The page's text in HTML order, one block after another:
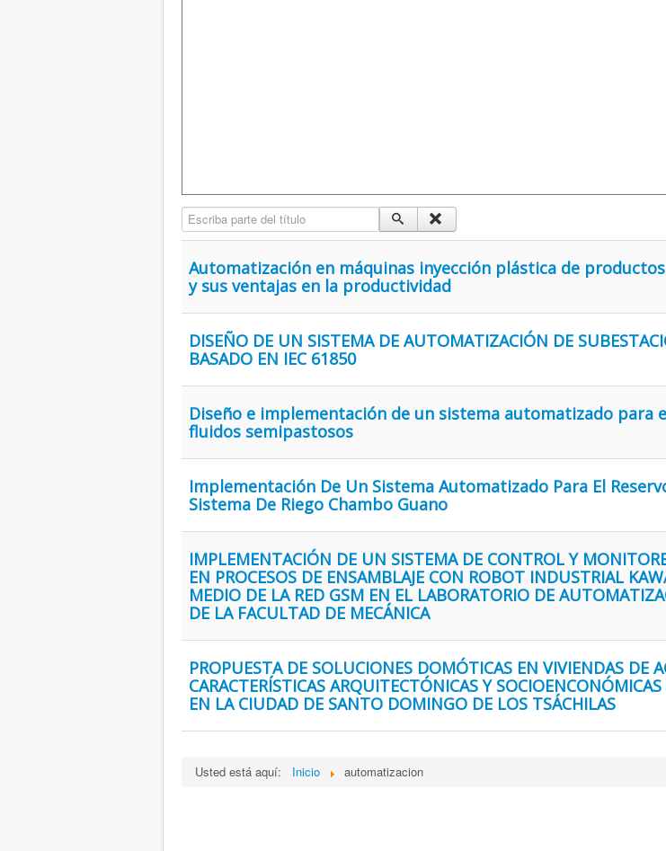
Escriba parte del título
Automatización en máquinas inyección plástica de
y sus ventajas en la productividad
DISEÑO DE UN SISTEMA DE AUTOMATIZACIÓN DE
BASADO EN IEC 61850
Diseño e implementación de un sistema automatizado para
fluidos semipastosos
Implementación De Un Sistema Automatizado Para El
Sistema De Riego Chambo Guano
IMPLEMENTACIÓN DE UN SISTEMA DE CONTROL Y
EN PROCESOS DE ENSAMBLAJE CON ROBOT INDUSTRIAL
MEDIO DE LA RED GSM EN EL LABORATORIO DE
DE LA FACULTAD DE MECÁNICA
PROPUESTA DE SOLUCIONES DOMÓTICAS EN VIVIENDAS DE
CARACTERÍSTICAS ARQUITECTÓNICAS Y
EN LA CIUDAD DE SANTO DOMINGO DE LOS TSÁCHILAS
Usted está aquí: Inicio automatizacion